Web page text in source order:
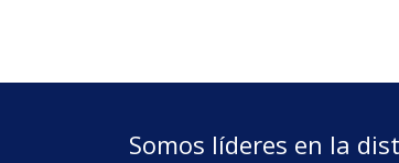
Somos líderes en la